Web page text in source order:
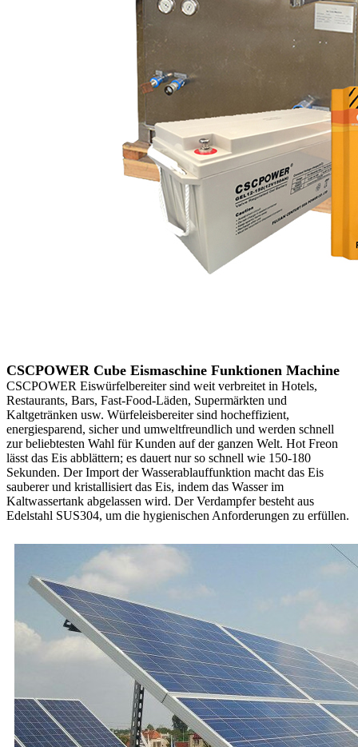
CSCPOWER Cube Eismaschine Funktionen Machine
CSCPOWER Eiswürfelbereiter sind weit verbreitet in Hotels,
Restaurants, Bars, Fast-Food-Läden, Supermärkten und
Kaltgetränken usw. Würfeleisbereiter sind hocheffizient,
energiesparend, sicher und umweltfreundlich und werden schnell
zur beliebtesten Wahl für Kunden auf der ganzen Welt. Hot Freon
lässt das Eis abblättern; es dauert nur so schnell wie 150-180
Sekunden. Der Import der Wasserablauffunktion macht das Eis
sauberer und kristallisiert das Eis, indem das Wasser im
Kaltwassertank abgelassen wird. Der Verdampfer besteht aus
Edelstahl SUS304, um die hygienischen Anforderungen zu erfüllen.